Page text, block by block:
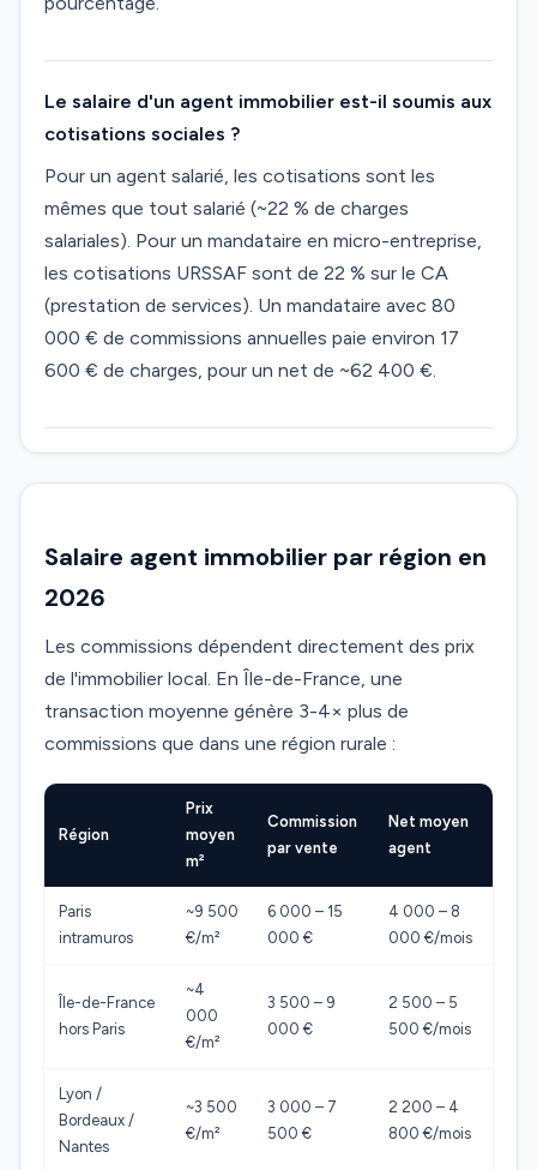
Le salaire d'un agent immobilier est-il soumis aux
cotisations sociales ?
Pour un agent salarié, les cotisations sont les
mêmes que tout salarié (~22 % de charges
salariales). Pour un mandataire en micro-entreprise,
les cotisations URSSAF sont de 22 % sur le CA
(prestation de services). Un mandataire avec 80
000 € de commissions annuelles paie environ 17
600 € de charges, pour un net de ~62 400 €.
Salaire agent immobilier par région en
2026
Les commissions dépendent directement des prix
de l'immobilier local. En Île-de-France, une
transaction moyenne génère 3-4× plus de
commissions que dans une région rurale :
Région
Prix
moyen
m²
Commission
par vente
Net moyen
agent
Paris
intramuros
~9 500
€/m²
6 000 – 15
000 €
4 000 – 8
000 €/mois
Île-de-France
hors Paris
~4
000
€/m²
3 500 – 9
000 €
2 500 – 5
500 €/mois
Lyon /
Bordeaux /
Nantes
~3 500
€/m²
3 000 – 7
500 €
2 200 – 4
800 €/mois